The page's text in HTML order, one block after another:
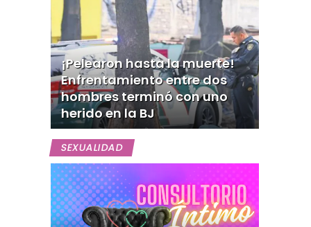
¡Pelearon hasta la muerte!
Enfrentamiento entre dos
hombres terminó con uno
herido en la BJ
SEXUALIDAD